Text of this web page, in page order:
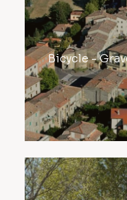
Bicycle -